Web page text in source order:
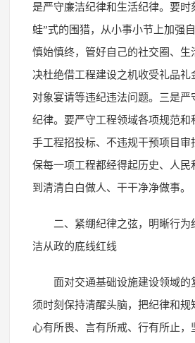
是严守廉洁纪律和生活纪律。要时
蛙”式的围猎，从小事小节上加强
慎始慎终，管好自己的社交圈、生
决杜绝借工程建设之机收受礼品礼
对象宴请等违纪违法问题。三是严
纪律。要严守工程领域各项规范和
手工程招投标、不违规干预项目审
保每一项工程都经得起历史、人民
到清清白白做人、干干净净做事。
二、紧绷纪律之弦，明晰行为
洁从政的底线红线
面对交通基础设施建设领域的
须时刻保持清醒头脑，把纪律和规
心有所畏、言有所戒、行有所止，